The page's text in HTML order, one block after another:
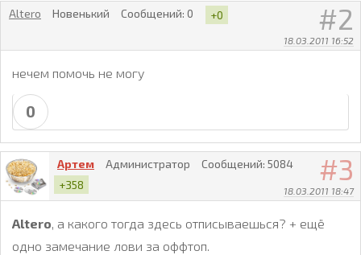
2
18.03.2011 16:52
Altero Новенький Сообщений: 0 +0
нечем помочь не могу
0
3
18.03.2011 18:47
Артем Администратор Сообщений: 5084
+358
Altero, а какого тогда здесь отписываешься? + ещё
одно замечание лови за оффтоп.